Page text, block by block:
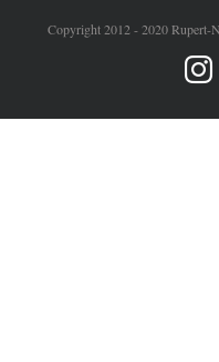
Copyright 2012 - 2020 Rupert-